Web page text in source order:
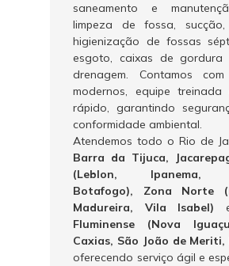
saneamento e
limpeza de fossa, sucção,
higienização de fossas
esgoto, caixas de gordura
drenagem. Contamos com
modernos, equipe treinada
rápido, garantindo
conformidade ambiental.
Atendemos todo o Rio de
Barra da Tijuca,
(Leblon, Ipanema,
Botafogo), Zona Norte
Madureira, Vila Isabel)
Fluminense (Nova
Caxias, São João de
oferecendo serviço ágil e